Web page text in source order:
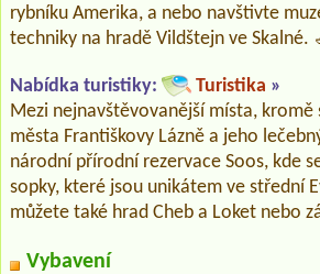
rybníku Amerika, a nebo navštivte
techniky na hradě Vildštejn ve Skalné.
Nabídka turistiky: Turistika »
Mezi nejnavštěvovanější místa,
města Františkovy Lázně a jeho
národní přírodní rezervace Soos, kde
sopky, které jsou unikátem ve střední
můžete také hrad Cheb a Loket nebo
Vybavení